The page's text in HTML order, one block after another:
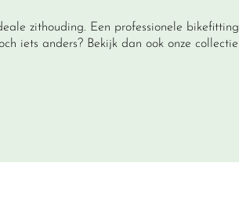
zithouding. Een professionele bikefitting
iets anders? Bekijk dan ook onze collectie